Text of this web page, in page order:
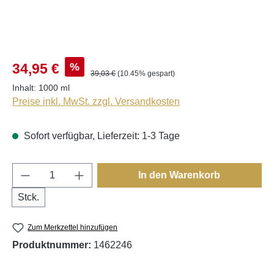
34,95 € %
39,03 € (10.45% gespart)
Inhalt: 1000 ml
Preise inkl. MwSt. zzgl. Versandkosten
Sofort verfügbar, Lieferzeit: 1-3 Tage
Produkt Anzahl: Gib den gewünschten
Stck.
In den Warenkorb
Zum Merkzettel hinzufügen
Produktnummer: 1462246